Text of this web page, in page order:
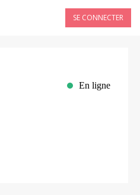
SE CONNECTER
En ligne